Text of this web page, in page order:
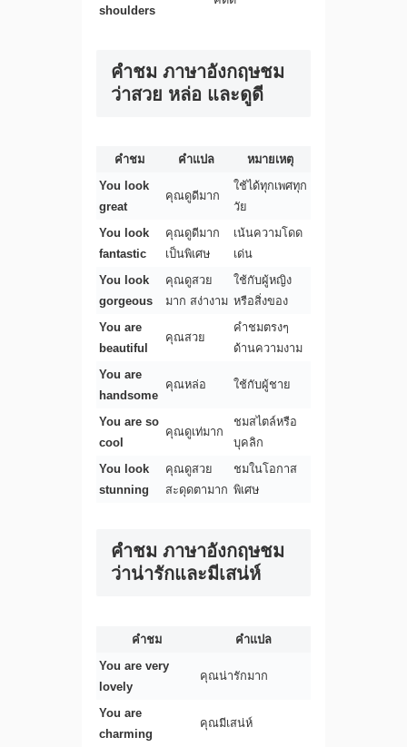
shoulders
คําชม ภาษาอังกฤษชม
ว่าสวย หล่อ และดูดี
คำชม คำแปล
หมายเหตุ
You look
great
คุณดูดีมาก
ใช้ได้ทุกเพศทุก
วัย
You look
fantastic
คุณดูดีมาก
เป็นพิเศษ
เน้นความโดด
เด่น
You look
gorgeous
คุณดูสวย
มาก สง่างาม
ใช้กับผู้หญิง
หรือสิ่งของ
You are
beautiful
คุณสวย
คำชมตรงๆ
ด้านความงาม
You are
handsome
คุณหล่อ ใช้กับผู้ชาย
You are so
cool
คุณดูเท่มาก
ชมสไตล์หรือ
บุคลิก
You look
stunning
คุณดูสวย
สะดุดตามาก
ชมในโอกาส
พิเศษ
คําชม ภาษาอังกฤษชม
ว่าน่ารักและมีเสน่ห์
คำชม
คำแปล
You are very
lovely
คุณน่ารักมาก
You are
charming
คุณมีเสน่ห์